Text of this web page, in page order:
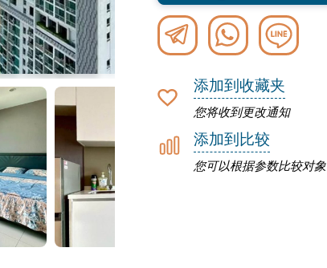
添加到收藏夹
您将收到更改通知
添加到比较
您可以根据参数比较对象